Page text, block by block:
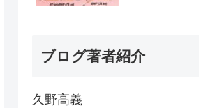
ブログ著者紹介
久野高義